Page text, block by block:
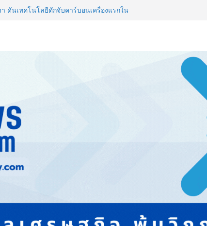
ดันเทคโนโลยีดักจับคาร์บอนเครื่องแรกใน
School เผยวิสัยทัศน์การศึกษาที่พร้อมรับ